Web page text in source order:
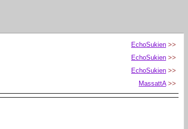
EchoSukien >>
EchoSukien >>
EchoSukien >>
MassattA>>